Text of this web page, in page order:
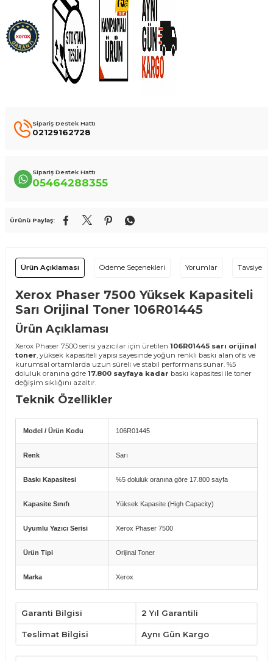
Sipariş Destek Hattı
02129162728
Sipariş Destek Hattı
05464288355
Ürünü Paylaş:
Ürün Açıklaması Ödeme Seçenekleri Yorumlar Tavsiye Et
Xerox Phaser 7500 Yüksek Kapasiteli
Sarı Orijinal Toner 106R01445
Ürün Açıklaması
Xerox Phaser 7500 serisi yazıcılar için üretilen 106R01445 sarı orijinal
toner, yüksek kapasiteli yapısı sayesinde yoğun renkli baskı alan ofis ve
kurumsal ortamlarda uzun süreli ve stabil performans sunar. %5
doluluk oranına göre 17.800 sayfaya kadar baskı kapasitesi ile toner
değişim sıklığını azaltır.
Teknik Özellikler
Model / Ürün Kodu 106R01445
Renk Sarı
Baskı Kapasitesi %5 doluluk oranına göre 17.800 sayfa
Kapasite Sınıfı Yüksek Kapasite (High Capacity)
Uyumlu Yazıcı Serisi Xerox Phaser 7500
Ürün Tipi Orijinal Toner
Marka Xerox
Uyumlu Yazıcı Modelleri
Garanti Bilgisi 2 Yıl Garantili
Teslimat Bilgisi Aynı Gün Kargo